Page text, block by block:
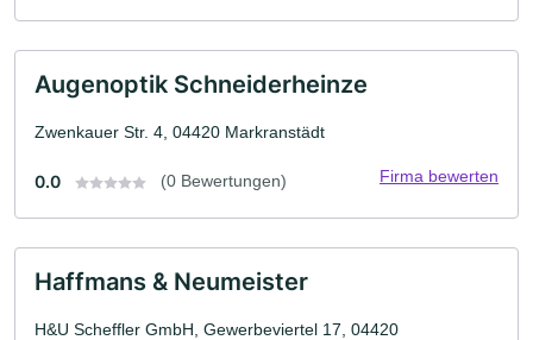
Augenoptik Schneiderheinze
Zwenkauer Str. 4, 04420 Markranstädt
0.0 (0 Bewertungen) Firma bewerten
Haffmans & Neumeister
H&U Scheffler GmbH, Gewerbeviertel 17, 04420